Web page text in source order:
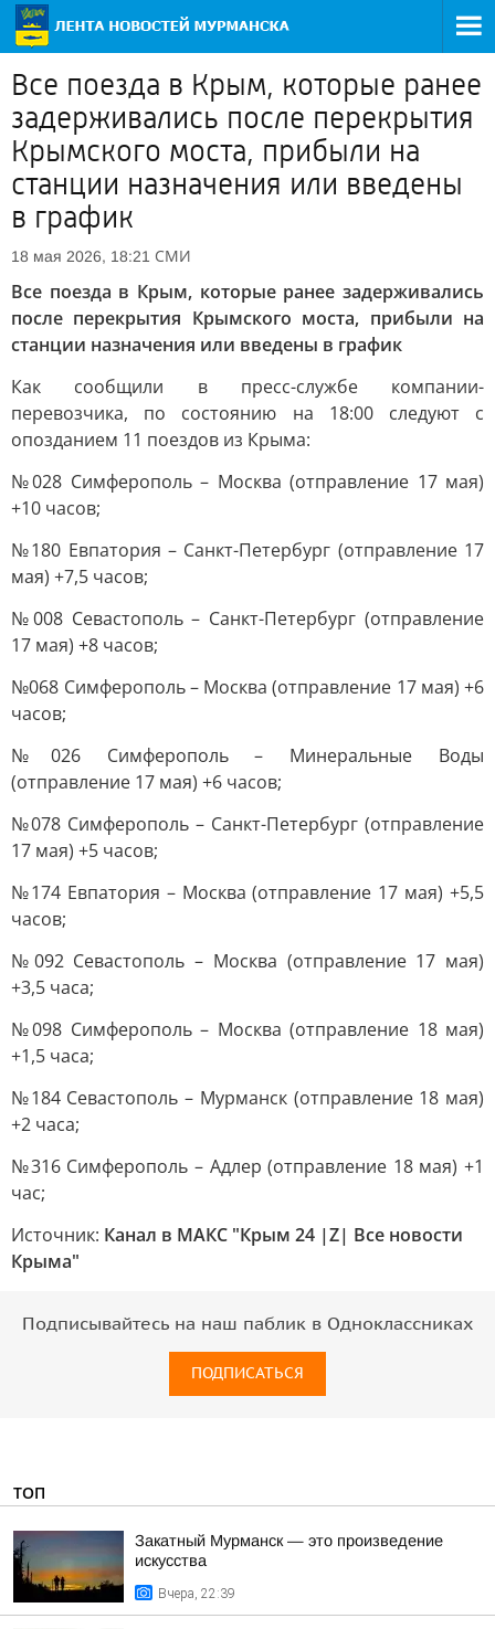
Все поезда в Крым, которые ранее
задерживались после перекрытия
Крымского моста, прибыли на
станции назначения или введены
в график
18 мая 2026, 18:21 СМИ
Все поезда в Крым, которые ранее задерживались
после перекрытия Крымского моста, прибыли на
станции назначения или введены в график
Как сообщили в пресс-службе компании-
перевозчика, по состоянию на 18:00 следуют с
опозданием 11 поездов из Крыма:
№028 Симферополь – Москва (отправление 17 мая)
+10 часов;
№180 Евпатория – Санкт-Петербург (отправление 17
мая) +7,5 часов;
№008 Севастополь – Санкт-Петербург (отправление
17 мая) +8 часов;
№068 Симферополь – Москва (отправление 17 мая) +6
часов;
№026 Симферополь – Минеральные Воды
(отправление 17 мая) +6 часов;
№078 Симферополь – Санкт-Петербург (отправление
17 мая) +5 часов;
№174 Евпатория – Москва (отправление 17 мая) +5,5
часов;
№092 Севастополь – Москва (отправление 17 мая)
+3,5 часа;
№098 Симферополь – Москва (отправление 18 мая)
+1,5 часа;
№184 Севастополь – Мурманск (отправление 18 мая)
+2 часа;
№316 Симферополь – Адлер (отправление 18 мая) +1
час;
Источник: Канал в МАКС "Крым 24 |Z| Все новости
Крыма"
Подписывайтесь на наш паблик в Одноклассниках
ПОДПИСАТЬСЯ
ТОП
Закатный Мурманск — это произведение
искусства
Вчера, 22:39